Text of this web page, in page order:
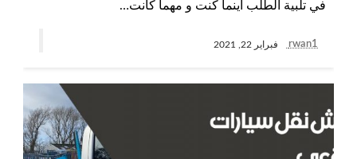
في تلبية الطلب أينما كنت و مهما كانت…
rwan1 فبراير 22, 2021